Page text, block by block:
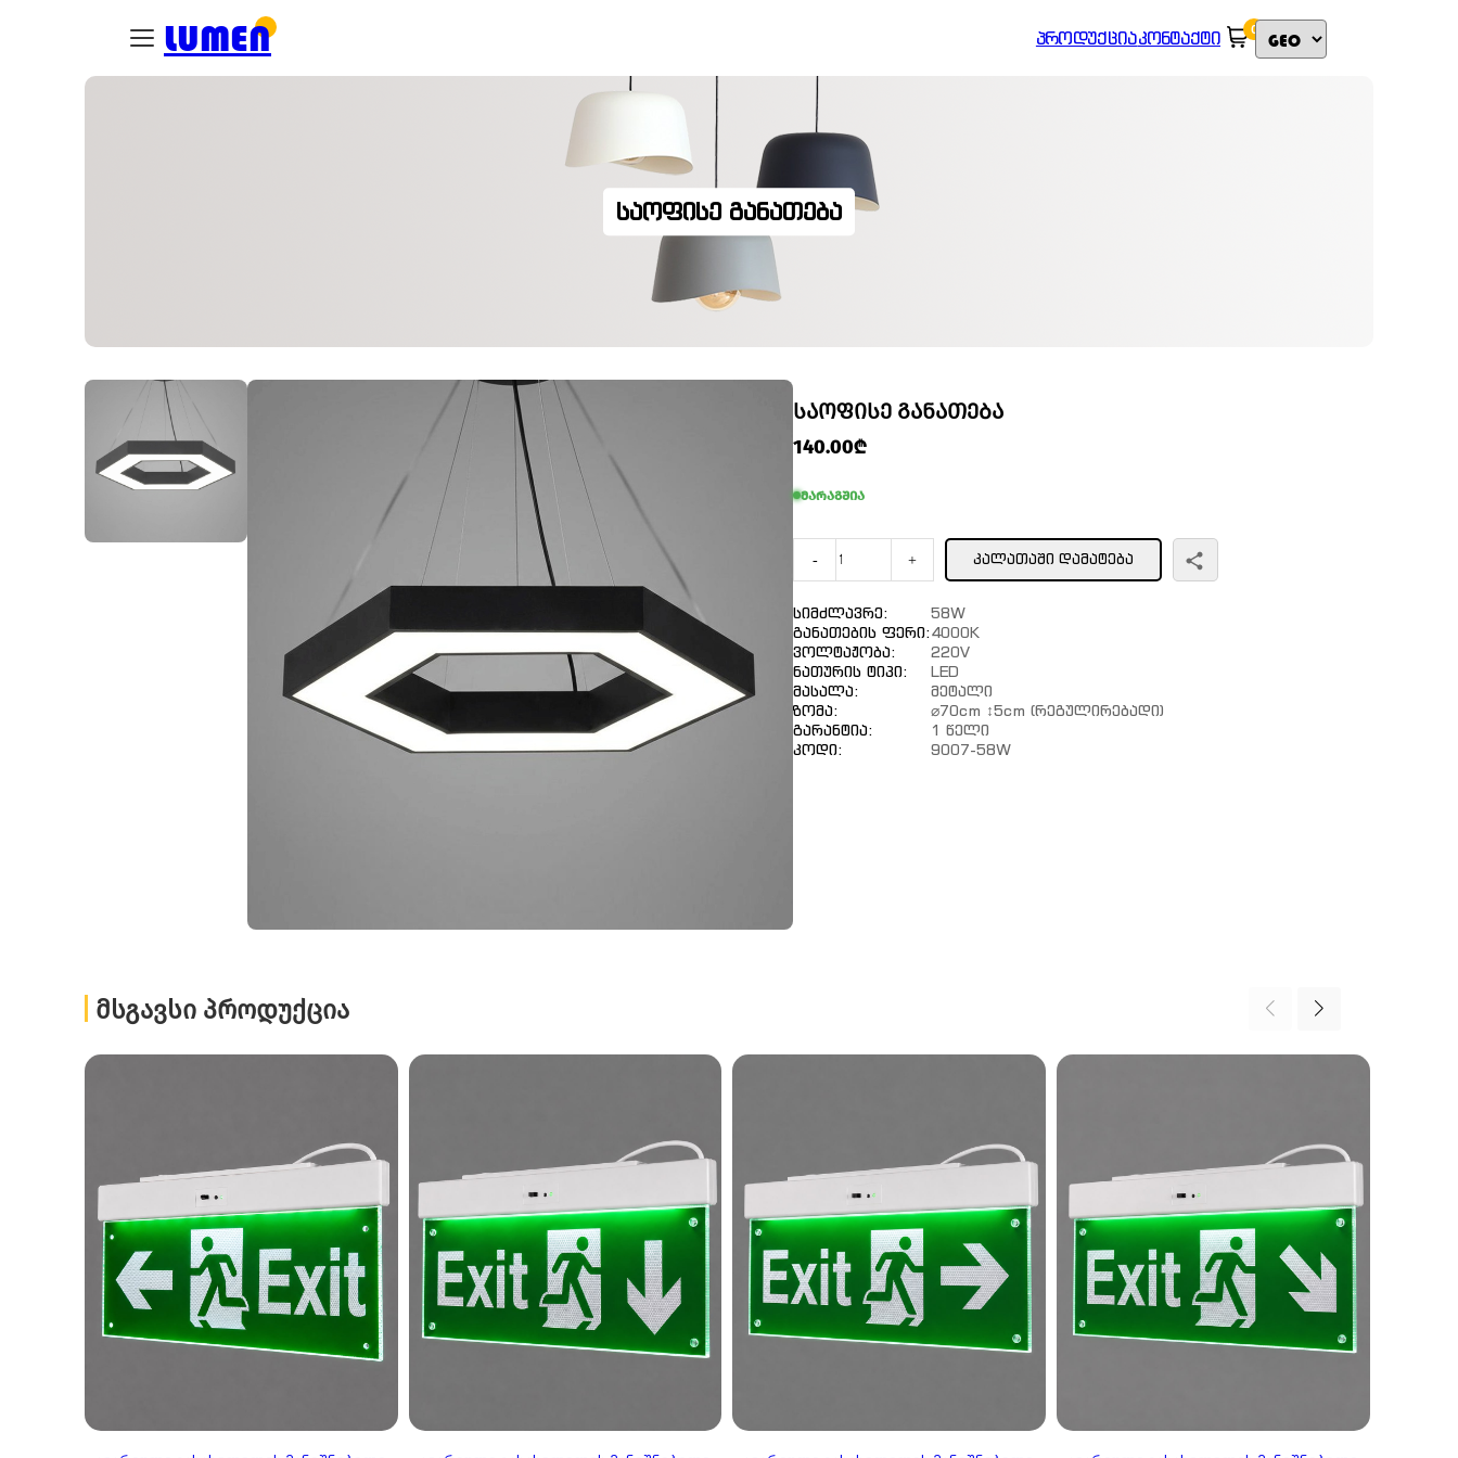
LUMEN ᲞᲠᲝᲓᲣᲥᲪᲘᲐᲙᲝᲜᲢᲐᲥᲢᲘ 0
ᲡᲐᲝᲤᲘᲡᲔ ᲒᲐᲜᲐᲗᲔᲑᲐ
ᲡᲐᲝᲤᲘᲡᲔ ᲒᲐᲜᲐᲗᲔᲑᲐ
140.00₾
მარაგშია
- + ᲙᲐᲚᲐᲗᲐᲨᲘ ᲓᲐᲛᲐᲢᲔᲑᲐ
Სიმძლავრე:
Განათების Ფერი:
Ვოლტაჟობა:
Ნათურის Ტიპი:
Მასალა:
Ზომა:
Გარანტია:
Კოდი:
58W
4000K
220V
LED
Მეტალი
⌀70cm ↕5cm (რეგულირებადი)
1 Წელი
9007-58W
ᲛᲡᲒᲐᲕᲡᲘ ᲞᲠᲝᲓᲣᲥᲪᲘᲐ